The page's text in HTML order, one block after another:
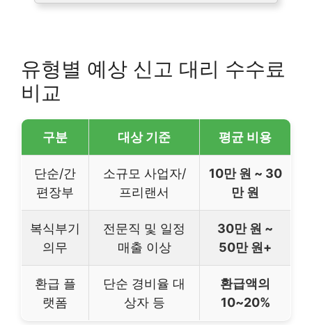
유형별 예상 신고 대리 수수료
비교
구분 대상 기준 평균 비용
단순/간
편장부
소규모 사업자/
프리랜서
10만 원 ~ 30
만 원
복식부기
의무
전문직 및 일정
매출 이상
30만 원 ~
50만 원+
환급 플
랫폼
단순 경비율 대
상자 등
환급액의
10~20%